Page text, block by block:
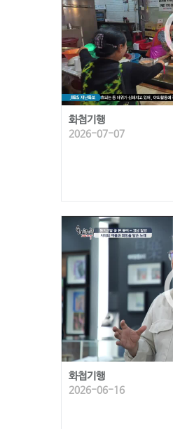
화첩기행
2026-07-07
화첩기행
2026-06-16